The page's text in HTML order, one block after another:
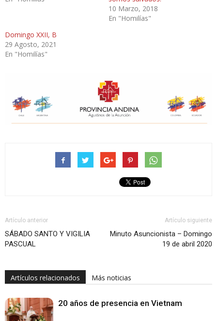
10 Marzo, 2018
En "Homilías"
Domingo XXII, B
29 Agosto, 2021
En "Homilías"
Artículo anterior
SÁBADO SANTO Y VIGILIA
PASCUAL
Artículo siguiente
Minuto Asuncionista – Domingo
19 de abril 2020
Artículos relacionados Más noticias
20 años de presencia en Vietnam